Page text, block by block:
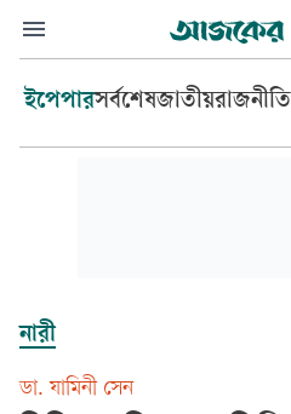
ইপেপারসর্বশেষজাতীয়রাজনীতি
নারী
ডা. যামিনী সেন